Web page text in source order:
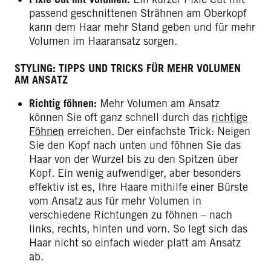
passend geschnittenen Strähnen am Oberkopf
kann dem Haar mehr Stand geben und für mehr
Volumen im Haaransatz sorgen.
STYLING: TIPPS UND TRICKS FÜR MEHR VOLUMEN
AM ANSATZ
Richtig föhnen: Mehr Volumen am Ansatz
können Sie oft ganz schnell durch das richtige
Föhnen erreichen. Der einfachste Trick: Neigen
Sie den Kopf nach unten und föhnen Sie das
Haar von der Wurzel bis zu den Spitzen über
Kopf. Ein wenig aufwendiger, aber besonders
effektiv ist es, Ihre Haare mithilfe einer Bürste
vom Ansatz aus für mehr Volumen in
verschiedene Richtungen zu föhnen – nach
links, rechts, hinten und vorn. So legt sich das
Haar nicht so einfach wieder platt am Ansatz
ab.